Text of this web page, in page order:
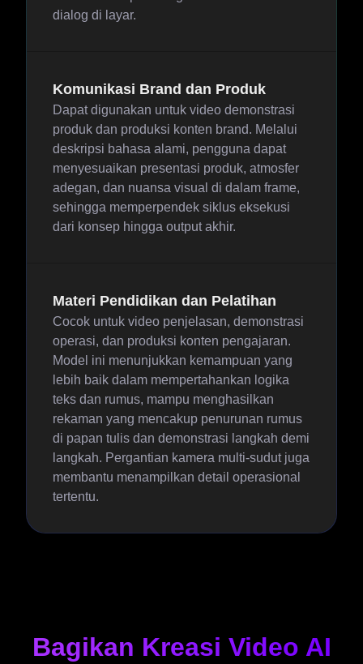
dialog di layar.
Komunikasi Brand dan Produk
Dapat digunakan untuk video demonstrasi
produk dan produksi konten brand. Melalui
deskripsi bahasa alami, pengguna dapat
menyesuaikan presentasi produk, atmosfer
adegan, dan nuansa visual di dalam frame,
sehingga memperpendek siklus eksekusi
dari konsep hingga output akhir.
Materi Pendidikan dan Pelatihan
Cocok untuk video penjelasan, demonstrasi
operasi, dan produksi konten pengajaran.
Model ini menunjukkan kemampuan yang
lebih baik dalam mempertahankan logika
teks dan rumus, mampu menghasilkan
rekaman yang mencakup penurunan rumus
di papan tulis dan demonstrasi langkah demi
langkah. Pergantian kamera multi-sudut juga
membantu menampilkan detail operasional
tertentu.
Bagikan Kreasi Video AI